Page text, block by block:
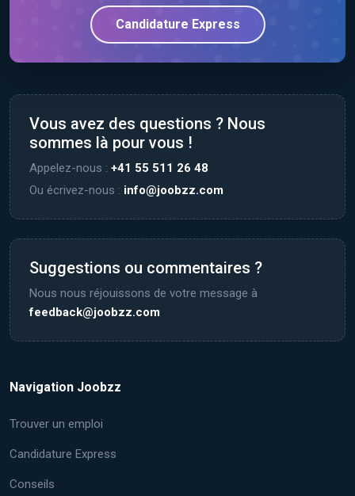
Candidature Express
Vous avez des questions ? Nous
sommes là pour vous !
Appelez-nous : +41 55 511 26 48
Ou écrivez-nous : info@joobzz.com
Suggestions ou commentaires ?
Nous nous réjouissons de votre message à
feedback@joobzz.com
Navigation Joobzz
Trouver un emploi
Candidature Express
Conseils